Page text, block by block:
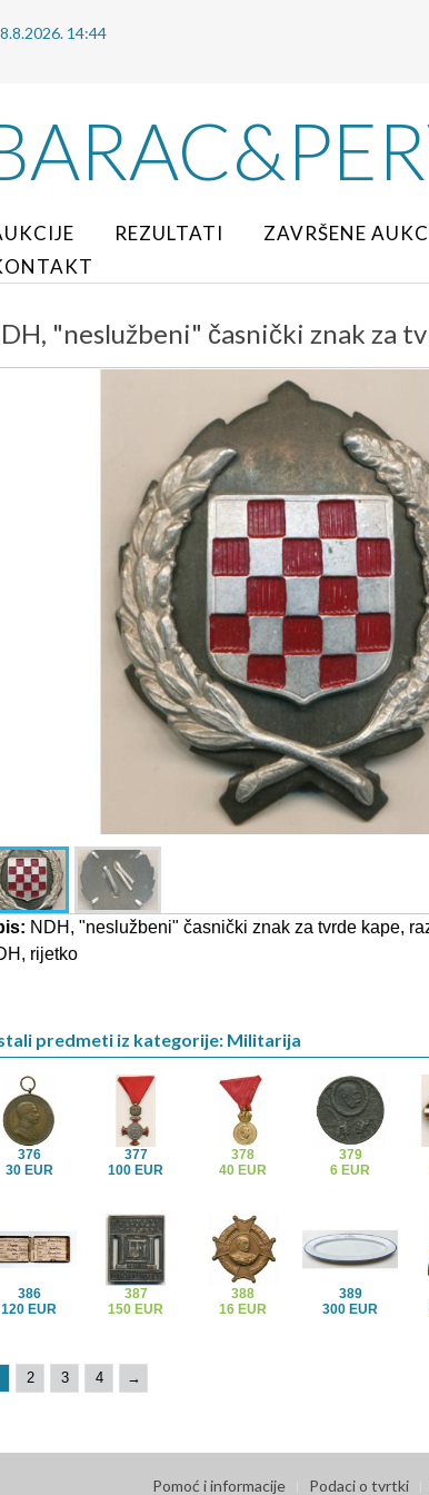
8.8.2026. 14:44
REZULTATI ZAVRŠENE
"neslužbeni" časnički znak za
NDH, "neslužbeni" časnički znak za tvrde kape,
rijetko
predmeti iz kategorije: Militarija
376
30 EUR
377
100 EUR
378
40 EUR
379
6 EUR
386
120 EUR
387
150 EUR
388
16 EUR
389
300 EUR
2 3 4 →
Pomoć i informacije Podaci o tvrtki